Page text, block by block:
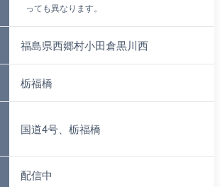
っても異なります。
福島県西郷村小田倉黒川西
栃福橋
国道4号、栃福橋
配信中